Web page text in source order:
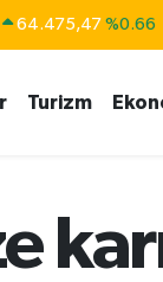
47,5971 %0.05
55,1336 %0.18
Turizm